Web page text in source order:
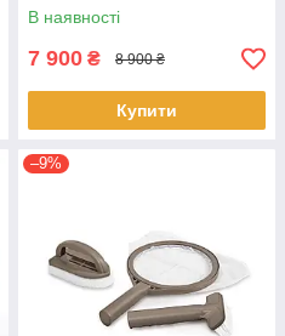
В наявності
7 900 ₴ 8 900 ₴
Купити
–9%